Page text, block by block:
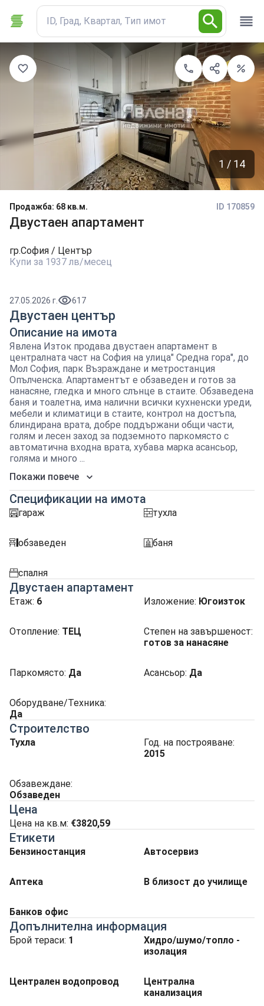
ID, Град, Квартал, Тип имот
1 / 14
Продажба: 68 кв.м.
Двустаен апартамент
ID 170859
гр.София / Център
Купи за 1937 лв/месец
27.05.2026 г. 617
Двустаен център
Описание на имота
Явлена Изток продава двустаен апартамент в
централната част на София на улица" Средна гора", до
Мол София, парк Възраждане и метростанция
Опълченска. Апартаментът е обзаведен и готов за
нанасяне, гледка и много слънце в стаите. Обзаведена
баня и тоалетна, има налични всички кухненски уреди,
мебели и климатици в стаите, контрол на достъпа,
блиндирана врата, добре поддържани общи части,
голям и лесен заход за подземното паркомясто с
автоматична входна врата, хубава марка асансьор,
голяма и много ...
Покажи повече
Спецификации на имота
garajгараж tuhlaтухла
obzavejdne_4 обзаведен sanitarno_pomeshtenie баня
spalniaспалня
Двустаен апартамент
Етаж: 6 Изложение: Югоизток
Отопление: ТЕЦ Степен на завършеност:
готов за нанасяне
Паркомясто: Да Асансьор: Да
Оборудване/Техника:
Да
Строителство
Тухла
Год. на построяване:
2015
Обзавеждане:
Обзаведен
Цена
Цена на кв.м: €3820,59
Етикети
Бензиностанция Автосервиз
Аптека В близост до училище
Банков офис
Допълнителна информация
Брой тераси: 1
Хидро/шумо/топло -
изолация
Централен водопровод
Централна
канализация